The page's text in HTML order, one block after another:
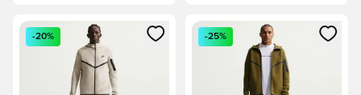
Öppnar en Modal för att logga in eller registrera dig som
-20%
Öppnar en Modal för att
-25%